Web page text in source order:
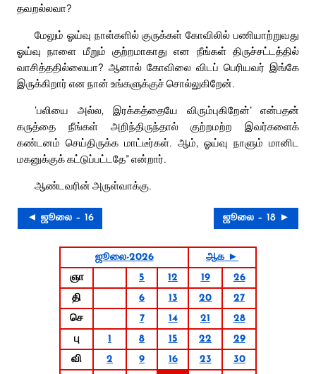
தவறல்லவா?
மேலும் ஓய்வு நாள்களில் குருக்கள் கோவிலில் பணியாற்றுவது
ஓய்வு நாளை மீறும் குற்றமாகாது என நீங்கள் திருச்சட்டத்தில்
வாசித்ததில்லையா? ஆனால் கோவிலை விடப் பெரியவர் இங்கே
இருக்கிறார் என நான் உங்களுக்குச் சொல்லுகிறேன்.
‘பலியை அல்ல, இரக்கத்தையே விரும்புகிறேன்’ என்பதன்
கருத்தை நீங்கள் அறிந்திருந்தால் குற்றமற்ற இவர்களைக்
கண்டனம் செய்திருக்க மாட்டீர்கள். ஆம், ஓய்வு நாளும் மானிட
மகனுக்குக் கட்டுப்பட்டதே” என்றார்.
ஆண்டவரின் அருள்வாக்கு.
◄ ஜூலை – 16 ஜூலை – 18 ►
ஜூலை-2026
ஆக ►
ஞா
5 12 19
26
தி
6 13 20
27
செ
7 14 21
28
பு
1 8 15 22
29
வி
2 9 16 23
30